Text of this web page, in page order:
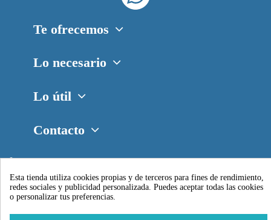
Te ofrecemos
Lo necesario
Lo útil
Contacto
Esta tienda utiliza cookies propias y de terceros para fines de rendimiento,
redes sociales y publicidad personalizada. Puedes aceptar todas las cookies
o personalizar tus preferencias.